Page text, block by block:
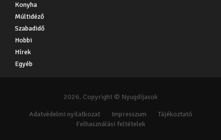
Konyha
Múltidéző
Szabadidő
Hobbi
Hírek
Egyéb
2026. Copyright © Nyugdíjasok
Adatvédelmi nyilatkozat Impresszum
Tájékoztató
Felhasználási feltételek